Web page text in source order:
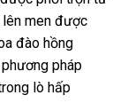
lên men được
đào hồng
pháp
lò hấp